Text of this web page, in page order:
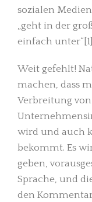
sozialen
„geht in der
einfach
Weit gefehlt!
machen, dass
Verbreitung
wird und auch
bekommt. Es
geben,
Sprache, und
den